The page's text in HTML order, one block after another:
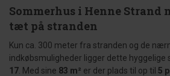
Sommerhus i Henne Strand
tæt på stranden
Kun ca. 300 meter fra stranden og de
indkøbsmuligheder ligger dette hyggelige
17 . Med sine 83 m² er der plads til op til 5